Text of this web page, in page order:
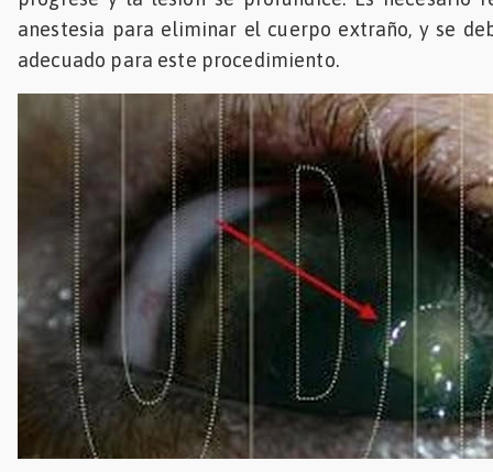
anestesia para eliminar el cuerpo extraño, y se
adecuado para este procedimiento.